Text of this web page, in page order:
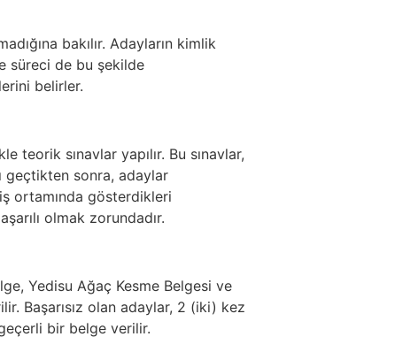
bakılır. Adayların kimlik
süreci de bu şekilde
belirler.
sınavlar yapılır. Bu sınavlar,
geçtikten sonra, adaylar
ortamında gösterdikleri
olmak zorundadır.
Yedisu Ağaç Kesme Belgesi ve
Başarısız olan adaylar, 2 (iki) kez
bir belge verilir.